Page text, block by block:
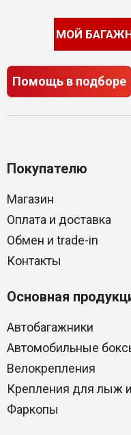
МОЙ
Помощь в подборе
Покупателю
Магазин
Оплата и доставка
Обмен и trade-in
Контакты
Основная
Автобагажники
Автомобильные
Велокрепления
Крепления для лыж
Фаркопы